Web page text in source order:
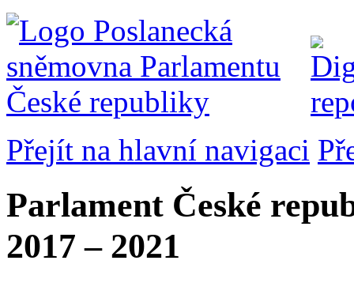
Přejít na hlavní navigaci
Parlament České
2017 – 2021